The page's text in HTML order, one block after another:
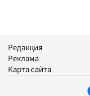
Редакция
Реклама
Карта сайта